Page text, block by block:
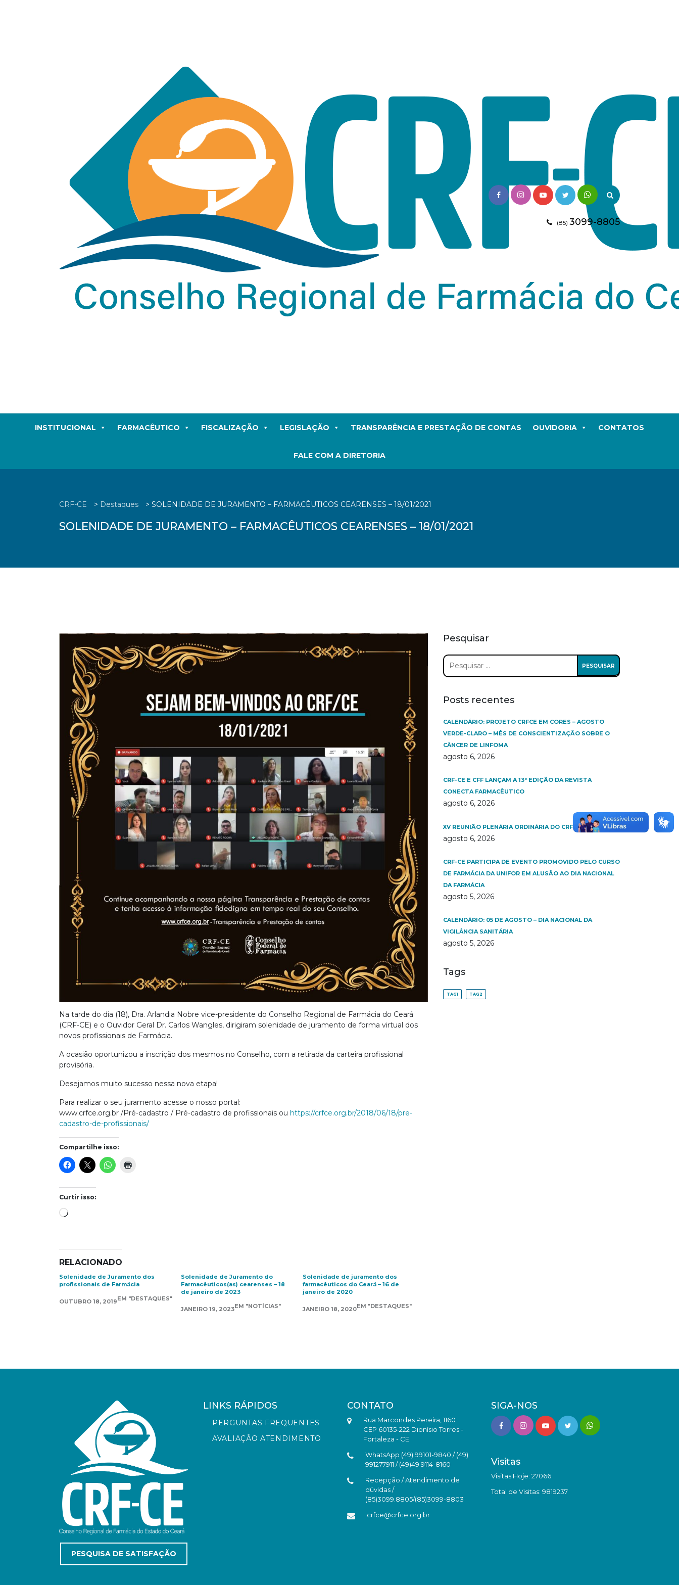
(85) 3099-8805
INSTITUCIONAL FARMACÊUTICO FISCALIZAÇÃO LEGISLAÇÃO TRANSPARÊNCIA E PRESTAÇÃO DE CONTAS OUVIDORIA CONTATOS
FALE COM A DIRETORIA
CRF-CE > Destaques > SOLENIDADE DE JURAMENTO – FARMACÊUTICOS CEARENSES – 18/01/2021
SOLENIDADE DE JURAMENTO – FARMACÊUTICOS CEARENSES – 18/01/2021
Na tarde do dia (18), Dra. Arlandia Nobre vice-presidente do Conselho Regional de Farmácia do Ceará
(CRF-CE) e o Ouvidor Geral Dr. Carlos Wangles, dirigiram solenidade de juramento de forma virtual dos
novos profissionais de Farmácia.
A ocasião oportunizou a inscrição dos mesmos no Conselho, com a retirada da carteira profissional
provisória.
Desejamos muito sucesso nessa nova etapa!
Para realizar o seu juramento acesse o nosso portal:
www.crfce.org.br /Pré-cadastro / Pré-cadastro de profissionais ou https://crfce.org.br/2018/06/18/pre-
cadastro-de-profissionais/
Compartilhe isso:
Curtir isso:
Carregando...
RELACIONADO
Solenidade de Juramento dos
profissionais de Farmácia
OUTUBRO 18, 2019EM "DESTAQUES"
Solenidade de Juramento do
Farmacêuticos(as) cearenses – 18
de janeiro de 2023
JANEIRO 19, 2023EM "NOTÍCIAS"
Solenidade de juramento dos
farmacêuticos do Ceará – 16 de
janeiro de 2020
JANEIRO 18, 2020EM "DESTAQUES"
Pesquisar
Pesquisar
por:
Posts recentes
CALENDÁRIO: PROJETO CRFCE EM CORES – AGOSTO
VERDE-CLARO – MÊS DE CONSCIENTIZAÇÃO SOBRE O
CÂNCER DE LINFOMA
agosto 6, 2026
CRF-CE E CFF LANÇAM A 13ª EDIÇÃO DA REVISTA
CONECTA FARMACÊUTICO
agosto 6, 2026
XV REUNIÃO PLENÁRIA ORDINÁRIA DO CRF-CE | AO VIVO
agosto 6, 2026
CRF-CE PARTICIPA DE EVENTO PROMOVIDO PELO CURSO
DE FARMÁCIA DA UNIFOR EM ALUSÃO AO DIA NACIONAL
DA FARMÁCIA
agosto 5, 2026
CALENDÁRIO: 05 DE AGOSTO – DIA NACIONAL DA
VIGILÂNCIA SANITÁRIA
agosto 5, 2026
Tags
TAG1 TAG2
PESQUISA DE SATISFAÇÃO
LINKS RÁPIDOS
PERGUNTAS FREQUENTES
AVALIAÇÃO ATENDIMENTO
CONTATO
Rua Marcondes Pereira, 1160
CEP 60135-222 Dionísio Torres -
Fortaleza - CE
WhatsApp (49) 99101-9840 / (49)
991277911 / (49)49 9114-8160
Recepção / Atendimento de
dúvidas /
(85)3099.8805/(85)3099-8803
crfce@crfce.org.br
SIGA-NOS
Visitas
Visitas Hoje: 27066
Total de Visitas: 9819237